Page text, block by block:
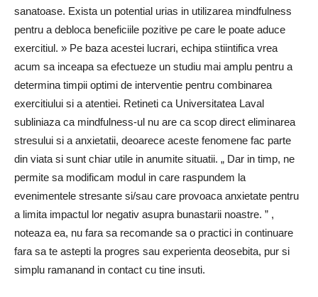
sanatoase. Exista un potential urias in utilizarea mindfulness
pentru a debloca beneficiile pozitive pe care le poate aduce
exercitiul. » Pe baza acestei lucrari, echipa stiintifica vrea
acum sa inceapa sa efectueze un studiu mai amplu pentru a
determina timpii optimi de interventie pentru combinarea
exercitiului si a atentiei. Retineti ca Universitatea Laval
subliniaza ca mindfulness-ul nu are ca scop direct eliminarea
stresului si a anxietatii, deoarece aceste fenomene fac parte
din viata si sunt chiar utile in anumite situatii. „ Dar in timp, ne
permite sa modificam modul in care raspundem la
evenimentele stresante si/sau care provoaca anxietate pentru
a limita impactul lor negativ asupra bunastarii noastre. ” ,
noteaza ea, nu fara sa recomande sa o practici in continuare
fara sa te astepti la progres sau experienta deosebita, pur si
simplu ramanand in contact cu tine insuti.